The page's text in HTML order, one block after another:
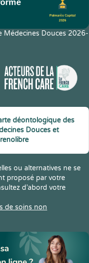
Médecines Douces 2026-
déontologique des
Douces et
ou alternatives ne se
proposé par votre
d’abord votre
de soins non